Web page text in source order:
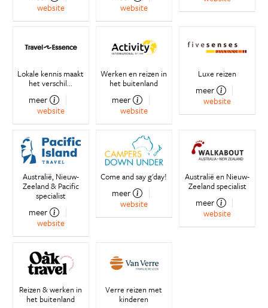
website
website
Lokale kennis maakt
het verschil...
meer
website
Werken en reizen in
het buitenland
meer
website
Luxe reizen
meer
website
Australië, Nieuw-
Zeeland & Pacific
specialist
meer
website
Come and say g'day!
meer
website
Australië en Nieuw-
Zeeland specialist
meer
website
Reizen & werken in
het buitenland
Verre reizen met
kinderen